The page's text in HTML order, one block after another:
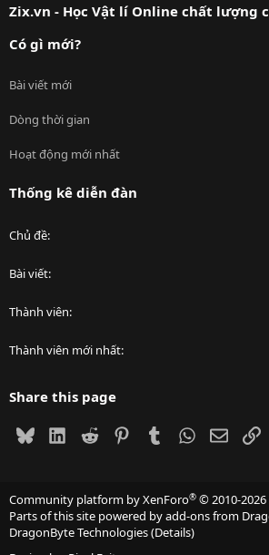
Zix.vn - Học Vật lí Online chất lượng
Có gì mới?
Bài viết mới
Dòng thời gian
Hoạt động mới nhất
Thống kê diễn đàn
Chủ đề
Bài viết
Thành viên
Thành viên mới nhất
Share this page
BlueskyLinkedIn
Reddit PinterestTumblrWhatsApp
Email
Community platform by XenForo® © 2010-
Parts of this site powered byadd-ons from
DragonByte Technologies(Details)